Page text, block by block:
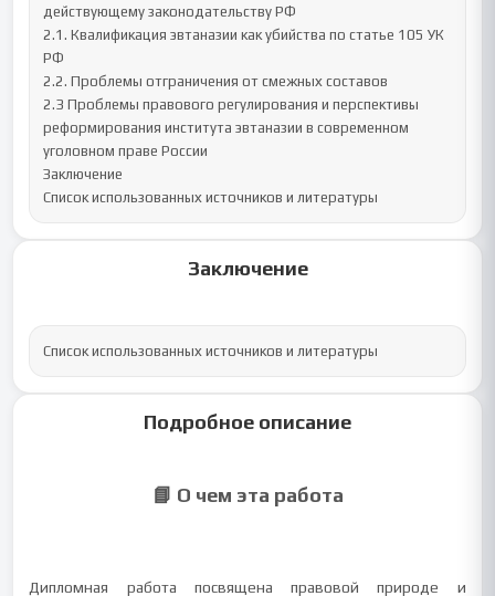
действующему законодательству РФ
2.1. Квалификация эвтаназии как убийства по статье 105 УК
РФ
2.2. Проблемы отграничения от смежных составов
2.3 Проблемы правового регулирования и перспективы
реформирования института эвтаназии в современном
уголовном праве России
Заключение
Список использованных источников и литературы
Заключение
Список использованных источников и литературы
Подробное описание
📘 О чем эта работа
Дипломная работа посвящена правовой природе и